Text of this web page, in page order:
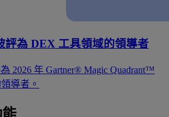
評為 DEX 工具領域的領導者
2026 年 Gartner® Magic Quadrant™
導者。